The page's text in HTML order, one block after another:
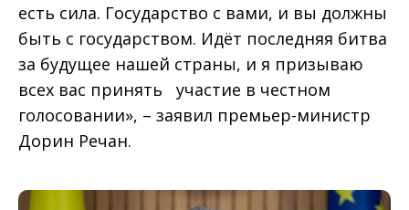
есть сила. Государство с вами, и вы должны
быть с государством. Идёт последняя битва
за будущее нашей страны, и я призываю
всех вас принять участие в честном
голосовании», – заявил премьер-министр
Дорин Речан.